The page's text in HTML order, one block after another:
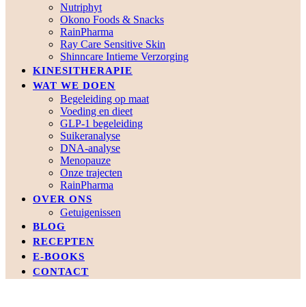
Nutriphyt
Okono Foods & Snacks
RainPharma
Ray Care Sensitive Skin
Shinncare Intieme Verzorging
KINESITHERAPIE
WAT WE DOEN
Begeleiding op maat
Voeding en dieet
GLP-1 begeleiding
Suikeranalyse
DNA-analyse
Menopauze
Onze trajecten
RainPharma
OVER ONS
Getuigenissen
BLOG
RECEPTEN
E-BOOKS
CONTACT